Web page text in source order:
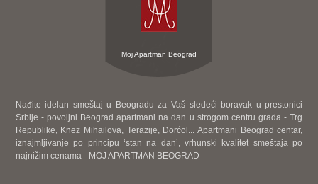
Moj Apartman Beograd
Nađite idelan smeštaj u Beogradu za Vaš sledeći boravak u prestonici
Srbije - povoljni Beograd apartmani na dan u strogom centru grada - Trg
Republike, Knez Mihailova, Terazije, Dorćol... Apartmani Beograd centar,
iznajmljivanje po principu ‘stan na dan’, vrhunski kvalitet smeštaja po
najnižim cenama - MOJ APARTMAN BEOGRAD